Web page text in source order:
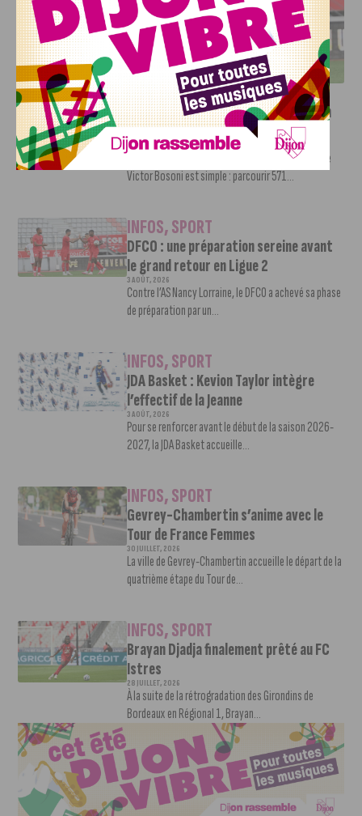
DFCO : UNE PRÉPARATION SEREINE AVANT LE GRAND
RETOUR EN LIGUE 2
INFOS,SPORT
Faire le tour de la Côte-d’Or à vélo en
trois jours : le défi de Victor Bosoni
5 AOÛT, 2026
Le challenge que s’apprête à relever l’ultra-cycliste
Victor Bosoni est simple : parcourir 571...
INFOS,SPORT
DFCO : une préparation sereine avant
le grand retour en Ligue 2
3 AOÛT, 2026
Contre l’AS Nancy Lorraine, le DFCO a achevé sa phase
de préparation par un...
INFOS,SPORT
JDA Basket : Kevion Taylor intègre
l’effectif de la Jeanne
3 AOÛT, 2026
Pour se renforcer avant le début de la saison 2026-
2027, la JDA Basket accueille...
INFOS,SPORT
Gevrey-Chambertin s’anime avec le
Tour de France Femmes
30 JUILLET, 2026
La ville de Gevrey-Chambertin accueille le départ de la
quatrième étape du Tour de...
INFOS,SPORT
Brayan Djadja finalement prêté au FC
Istres
28 JUILLET, 2026
À la suite de la rétrogradation des Girondins de
Bordeaux en Régional 1, Brayan...